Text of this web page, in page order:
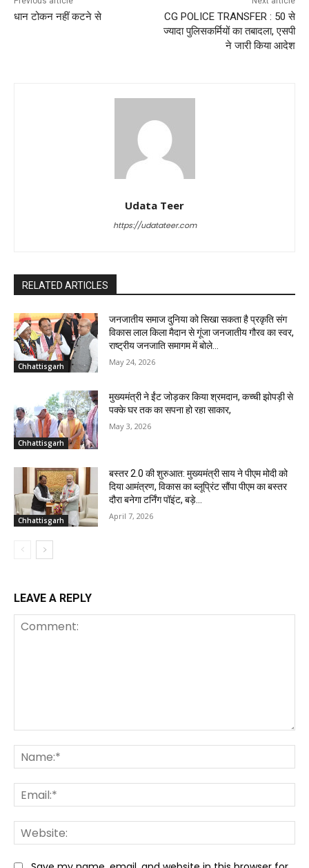
धान टोकन नहीं कटने से
CG POLICE TRANSFER : 50 से
ज्यादा पुलिसकर्मियों का तबादला, एसपी
ने जारी किया आदेश
Udata Teer
https://udatateer.com
RELATED ARTICLES
Chhattisgarh
जनजातीय समाज दुनिया को सिखा सकता है प्रकृति संग
विकास लाल किला मैदान से गूंजा जनजातीय गौरव का स्वर,
राष्ट्रीय जनजाति समागम में बोले...
May 24, 2026
Chhattisgarh
मुख्यमंत्री ने ईंट जोड़कर किया श्रमदान, कच्ची झोपड़ी से
पक्के घर तक का सपना हो रहा साकार,
May 3, 2026
Chhattisgarh
बस्तर 2.0 की शुरुआत: मुख्यमंत्री साय ने पीएम मोदी को
दिया आमंत्रण, विकास का ब्लूप्रिंट सौंपा पीएम का बस्तर
दौरा बनेगा टर्निंग पॉइंट, बड़े...
April 7, 2026
LEAVE A REPLY